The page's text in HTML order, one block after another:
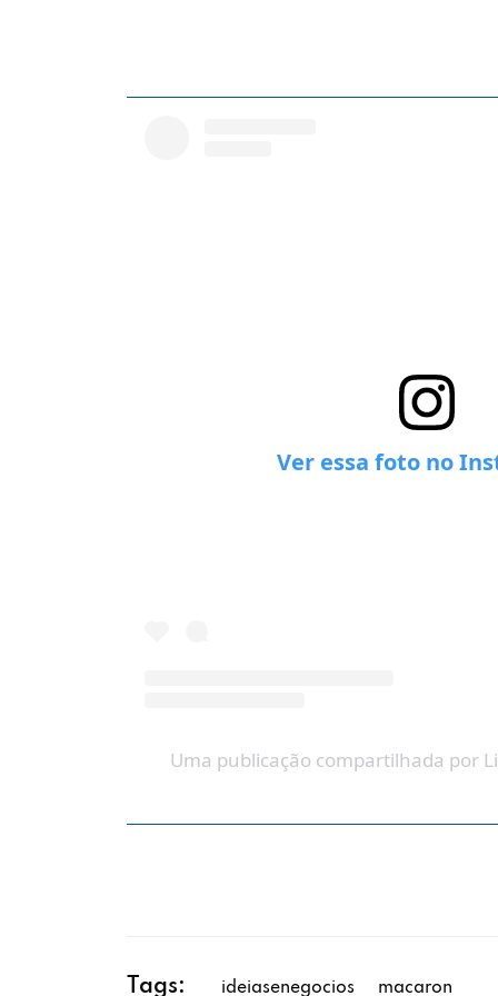
Ver essa foto no
Uma publicação compartilhada por
Tags: ideiasenegocios macaron